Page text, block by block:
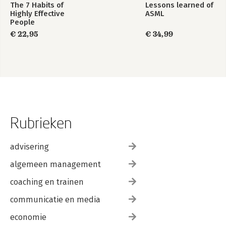
The 7 Habits of
Highly Effective
People
€ 22,95
Lessons learned of
ASML
€ 34,99
Rubrieken
advisering
algemeen management
coaching en trainen
communicatie en media
economie